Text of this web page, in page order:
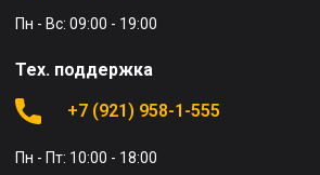
Пн - Вс: 09:00 - 19:00
Тех. поддержка
+7 (921) 958-1-555
Пн - Пт: 10:00 - 18:00